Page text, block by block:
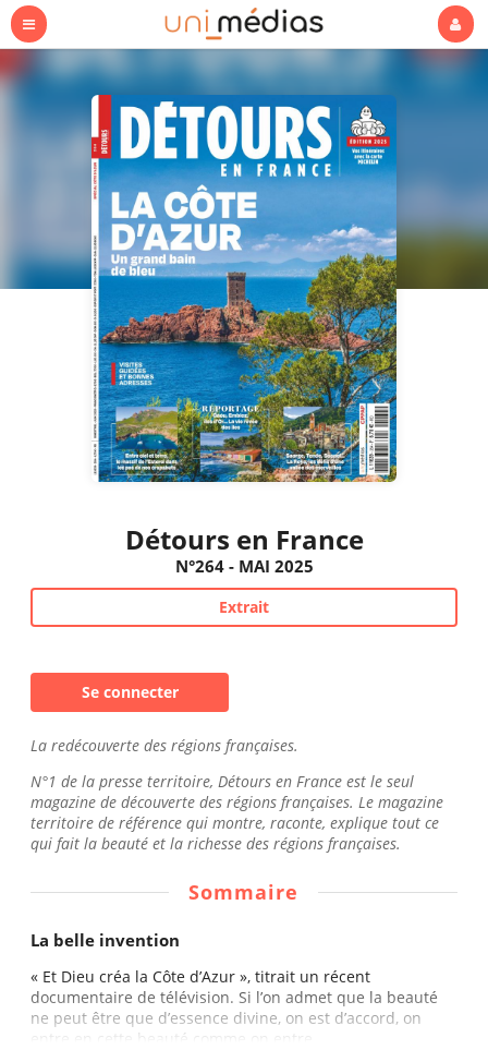
Détours en France
N°264 - MAI 2025
Extrait
Se connecter
La redécouverte des régions françaises.
N°1 de la presse territoire, Détours en France est le seul
magazine de découverte des régions françaises. Le magazine
territoire de référence qui montre, raconte, explique tout ce
qui fait la beauté et la richesse des régions françaises.
Sommaire
La belle invention
« Et Dieu créa la Côte d’Azur », titrait un récent
documentaire de télévision. Si l’on admet que la beauté
ne peut être que d’essence divine, on est d’accord, on
entre en cette beauté comme on entre...